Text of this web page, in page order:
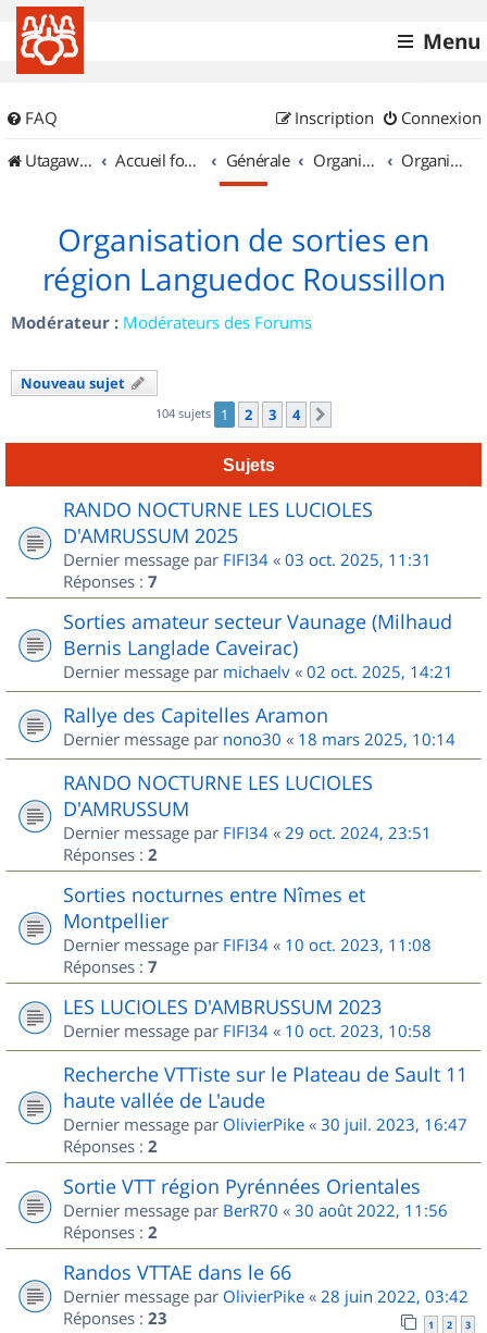
Menu
FAQ Connexion
Inscription
UtagawaVTT (Randos VTT et VTTAE avec traces GPS)
Accueil forum Générale Organisation de sorties & Recherche de partenaires Organisation de sorties en région Languedoc Roussillon
Organisation de sorties en
région Languedoc Roussillon
Modérateur : Modérateurs des Forums
Nouveau sujet
104 sujets 1 2 3 4
Sujets
RANDO NOCTURNE LES LUCIOLES
D'AMRUSSUM 2025
Dernier message par FIFI34 « 03 oct. 2025, 11:31
Réponses : 7
Sorties amateur secteur Vaunage (Milhaud
Bernis Langlade Caveirac)
Dernier message par michaelv « 02 oct. 2025, 14:21
Rallye des Capitelles Aramon
Dernier message par nono30 « 18 mars 2025, 10:14
RANDO NOCTURNE LES LUCIOLES
D'AMRUSSUM
Dernier message par FIFI34 « 29 oct. 2024, 23:51
Réponses : 2
Sorties nocturnes entre Nîmes et
Montpellier
Dernier message par FIFI34 « 10 oct. 2023, 11:08
Réponses : 7
LES LUCIOLES D'AMBRUSSUM 2023
Dernier message par FIFI34 « 10 oct. 2023, 10:58
Recherche VTTiste sur le Plateau de Sault 11
haute vallée de L'aude
Dernier message par OlivierPike « 30 juil. 2023, 16:47
Réponses : 2
Sortie VTT région Pyrénnées Orientales
Dernier message par BerR70 « 30 août 2022, 11:56
Réponses : 2
Randos VTTAE dans le 66
Dernier message par OlivierPike « 28 juin 2022, 03:42
Réponses : 23 1 2 3